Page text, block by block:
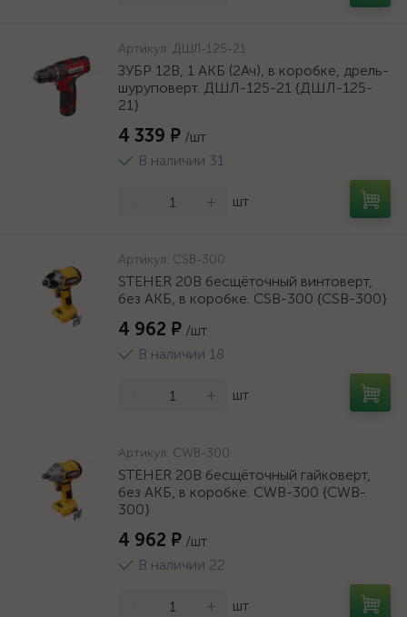
Артикул: ДШЛ-125-21
ЗУБР 12В, 1 АКБ (2Ач), в коробке, дрель-
шуруповерт. ДШЛ-125-21 {ДШЛ-125-
21}
4 339 ₽ /шт
В наличии 31
+ шт
Артикул: CSB-300
STEHER 20В бесщёточный винтоверт,
без АКБ, в коробке. CSB-300 {CSB-300}
4 962 ₽ /шт
В наличии 18
+ шт
Артикул: CWB-300
STEHER 20В бесщёточный гайковерт,
без АКБ, в коробке. CWB-300 {CWB-
300}
4 962 ₽ /шт
В наличии 22
+ шт